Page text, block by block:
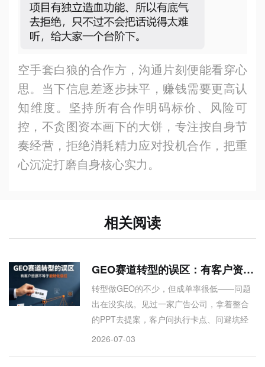
空手套白狼的合作方，沟通片刻便能看穿心
思。当下信息差逐步抹平，赚钱需要更高认
知维度。坚持所有合作明码标价、风险可
控，不贪图资本画下的大饼，专注按自身节
奏经营，拒绝消耗精力应对投机合作，把重
心沉淀打磨自身核心实力。
相关阅读
GEO赛道转型的误区：有客户资源不等于能转化信任
转型做GEO的不少，但成单率很低——问题
出在没实战。见过一家广告公司，拿着整合
的PPT去提案，客户问执行卡点、问避坑经
验，全答不上来。最后客户反问：这方案你
2026-07-03